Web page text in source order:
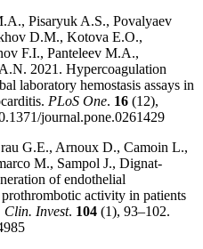
Pisaryuk A.S., Povalyaev
D.M., Kotova E.O.,
F.I., Panteleev M.A.,
2021. Hypercoagulation
laboratory hemostasis assays in
PLoS One. 16 (12),
journal.pone.0261429
G.E., Arnoux D., Camoin L.,
M., Sampol J., Dignat-
of endothelial
activity in patients
Clin. Invest. 104 (1), 93–102.